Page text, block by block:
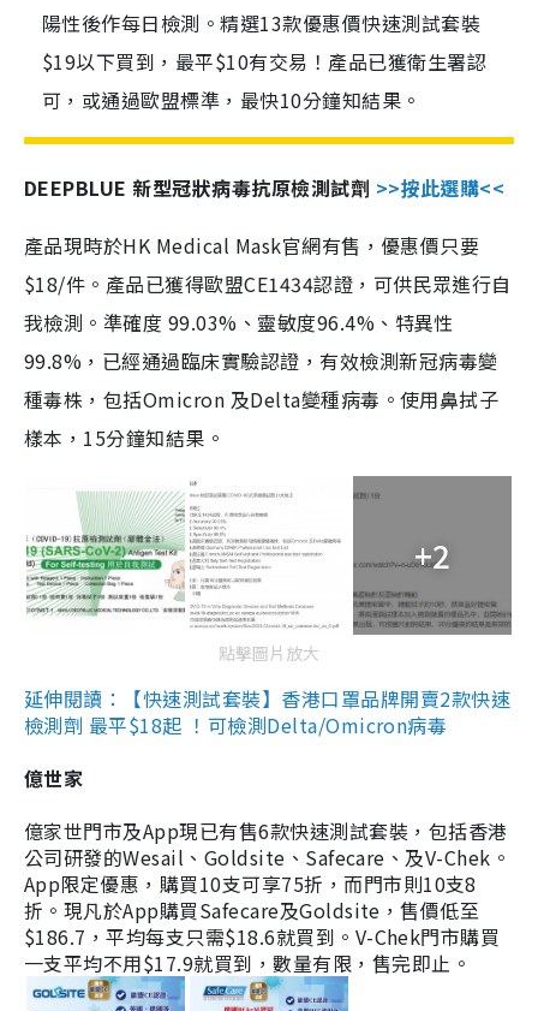
陽性後作每日檢測。精選13款優惠價快速測試套裝
$19以下買到，最平$10有交易！產品已獲衛生署認
可，或通過歐盟標準，最快10分鐘知結果。
DEEPBLUE 新型冠狀病毒抗原檢測試劑 >>按此選購<<
產品現時於HK Medical Mask官網有售，優惠價只要
$18/件。產品已獲得歐盟CE1434認證，可供民眾進行自
我檢測。準確度 99.03%、靈敏度96.4%、特異性
99.8%，已經通過臨床實驗認證，有效檢測新冠病毒變
種毒株，包括Omicron 及Delta變種病毒。使用鼻拭子
樣本，15分鐘知結果。
+2
點擊圖片放大
延伸閱讀：【快速測試套裝】香港口罩品牌開賣2款快速
檢測劑 最平$18起 ！可檢測Delta/Omicron病毒
億世家
億家世門市及App現已有售6款快速測試套裝，包括香港
公司研發的Wesail、Goldsite、Safecare、及V-Chek。
App限定優惠，購買10支可享75折，而門市則10支8
折。現凡於App購買Safecare及Goldsite，售價低至
$186.7，平均每支只需$18.6就買到。V-Chek門市購買
一支平均不用$17.9就買到，數量有限，售完即止。